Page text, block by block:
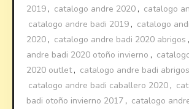
2019 , catalogo andre 2020 , catalogo
catalogo andre badi 2019 , catalogo
2020 , catalogo andre badi 2020 abrigos ,
andre badi 2020 otoño invierno ,
2020 outlet, catalogo andre badi
catalogo andre badi caballero 2020 ,
badi otoño invierno 2017 , catalogo